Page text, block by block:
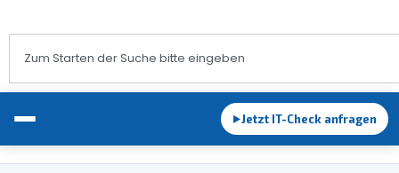
►Jetzt IT-Check anfragen